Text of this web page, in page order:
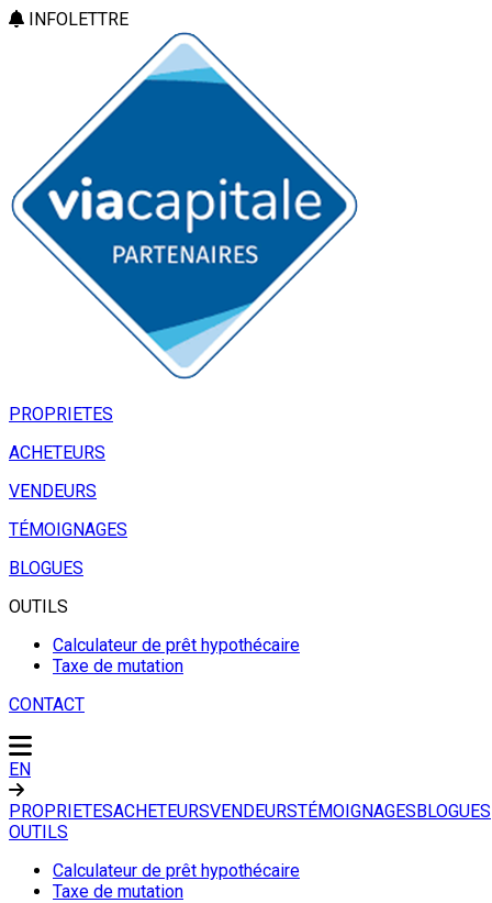
INFOLETTRE
PROPRIETES
ACHETEURS
VENDEURS
TÉMOIGNAGES
BLOGUES
OUTILS
Calculateur de prêt hypothécaire
Taxe de mutation
CONTACT
EN
PROPRIETESACHETEURSVENDEURSTÉMOIGNAGESBLOGUES
OUTILS
Calculateur de prêt hypothécaire
Taxe de mutation